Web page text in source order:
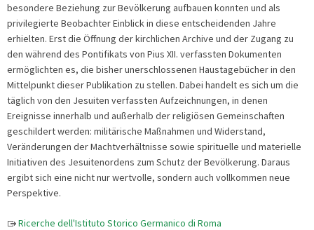
besondere Beziehung zur Bevölkerung aufbauen konnten und als
privilegierte Beobachter Einblick in diese entscheidenden Jahre
erhielten. Erst die Öffnung der kirchlichen Archive und der Zugang zu
den während des Pontifikats von Pius XII. verfassten Dokumenten
ermöglichten es, die bisher unerschlossenen Haustagebücher in den
Mittelpunkt dieser Publikation zu stellen. Dabei handelt es sich um die
täglich von den Jesuiten verfassten Aufzeichnungen, in denen
Ereignisse innerhalb und außerhalb der religiösen Gemeinschaften
geschildert werden: militärische Maßnahmen und Widerstand,
Veränderungen der Machtverhältnisse sowie spirituelle und materielle
Initiativen des Jesuitenordens zum Schutz der Bevölkerung. Daraus
ergibt sich eine nicht nur wertvolle, sondern auch vollkommen neue
Perspektive.
Ricerche dell'Istituto Storico Germanico di Roma